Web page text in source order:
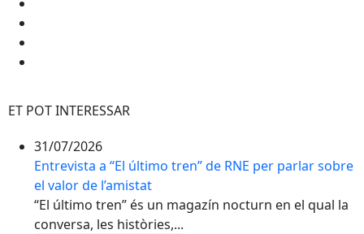
ET POT INTERESSAR
31/07/2026
Entrevista a “El último tren” de RNE per parlar sobre
el valor de l’amistat
“El último tren” és un magazín nocturn en el qual la
conversa, les històries,...